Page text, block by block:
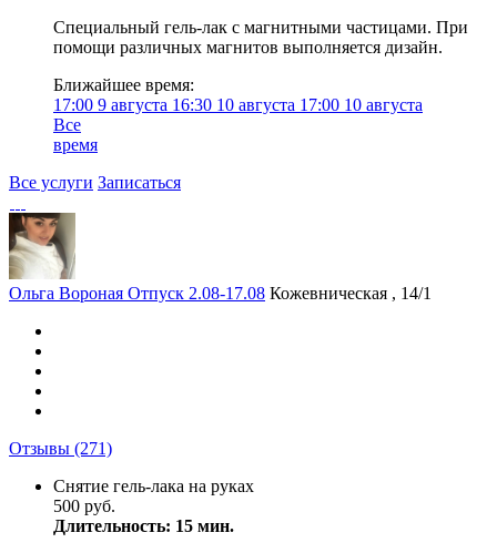
Специальный гель-лак с магнитными частицами. При
помощи различных магнитов выполняется дизайн.
Ближайшее время:
17:00 9 августа 16:30 10 августа 17:00 10 августа
Все
время
Все услуги Записаться
Ольга Вороная Отпуск 2.08-17.08 Кожевническая , 14/1
Отзывы (271)
Снятие гель-лака на руках
500 руб.
Длительность: 15 мин.